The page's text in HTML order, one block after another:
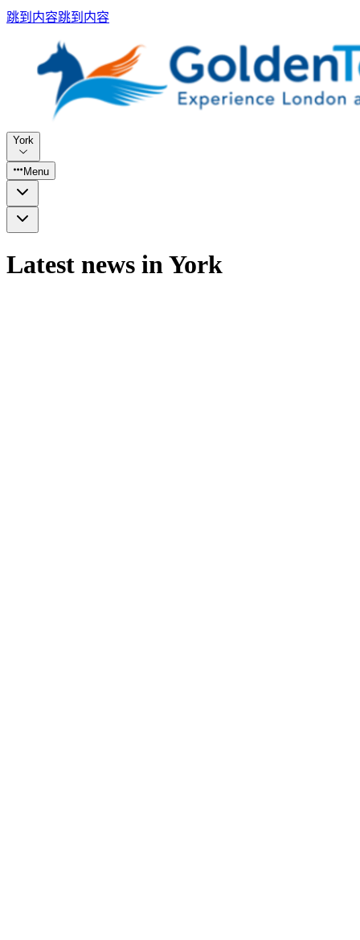
跳到内容跳到内容
York
Menu
Latest news in York